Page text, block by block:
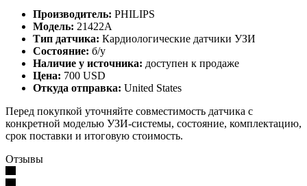
Производитель: PHILIPS
Модель: 21422A
Тип датчика: Кардиологические датчики УЗИ
Состояние: б/у
Наличие у источника: доступен к продаже
Цена: 700 USD
Откуда отправка: United States
Перед покупкой уточняйте совместимость датчика с
конкретной моделью УЗИ-системы, состояние, комплектацию,
срок поставки и итоговую стоимость.
Отзывы